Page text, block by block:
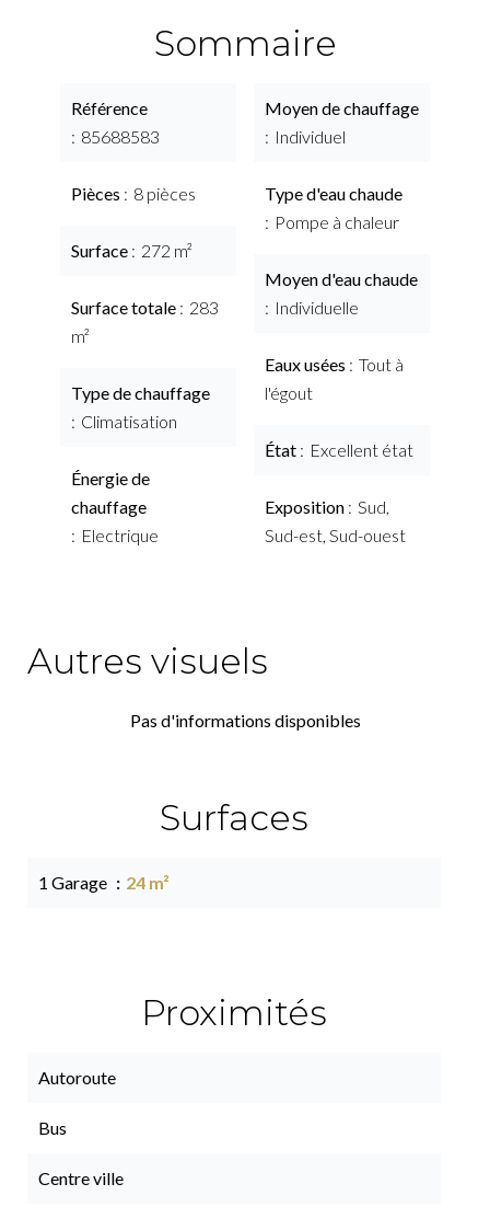
Sommaire
Référence
85688583
Pièces 8 pièces
Surface 272 m²
Surface totale
283
m²
Type de chauffage
Climatisation
Énergie de
chauffage
Electrique
Moyen de chauffage
Individuel
Type d'eau chaude
Pompe à chaleur
Moyen d'eau chaude
Individuelle
Eaux usées
Tout à
l'égout
État Excellent état
Exposition
Sud,
Sud-est, Sud-ouest
Autres visuels
Pas d'informations disponibles
Surfaces
1 Garage 24 m²
Proximités
Autoroute
Bus
Centre ville